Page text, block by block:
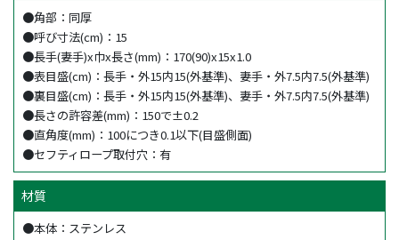
●角部：同厚
●呼び寸法(cm)：15
●長手(妻手)x巾x長さ(mm)：170(90)x15x1.0
●表目盛(cm)：長手・外15内15(外基準)、妻手・外7.5内7.5(外基準)
●裏目盛(cm)：長手・外15内15(外基準)、妻手・外7.5内7.5(外基準)
●長さの許容差(mm)：150で±0.2
●直角度(mm)：100につき0.1以下(目盛側面)
●セフティロープ取付穴：有
材質
●本体：ステンレス